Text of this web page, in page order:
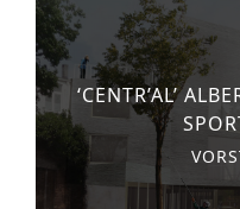
‘CENTR’AL’